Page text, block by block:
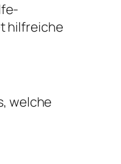
hilfreiche
welche